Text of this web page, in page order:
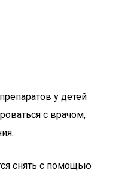
у детей
с врачом,
снять с помощью